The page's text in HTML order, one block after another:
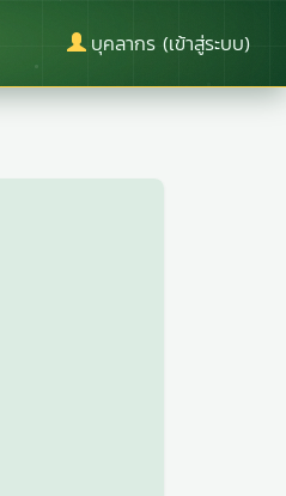
บุคลากร (เข้าสู่ระบบ)